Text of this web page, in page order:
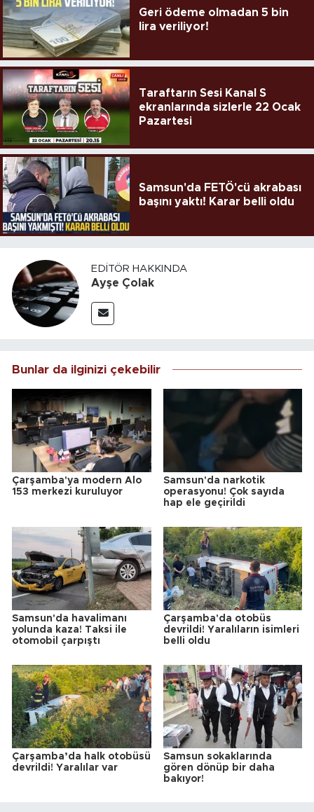
Geri ödeme olmadan 5 bin
lira veriliyor!
Taraftarın Sesi Kanal S
ekranlarında sizlerle 22 Ocak
Pazartesi
Samsun'da FETÖ'cü akrabası
başını yaktı! Karar belli oldu
EDITÖR HAKKINDA
Ayşe Çolak
Bunlar da ilginizi çekebilir
Çarşamba'ya modern Alo
153 merkezi kuruluyor
Samsun'da narkotik
operasyonu! Çok sayıda
hap ele geçirildi
Samsun'da havalimanı
yolunda kaza! Taksi ile
otomobil çarpıştı
Çarşamba'da otobüs
devrildi! Yaralıların isimleri
belli oldu
Çarşamba’da halk otobüsü
devrildi! Yaralılar var
Samsun sokaklarında
gören dönüp bir daha
bakıyor!